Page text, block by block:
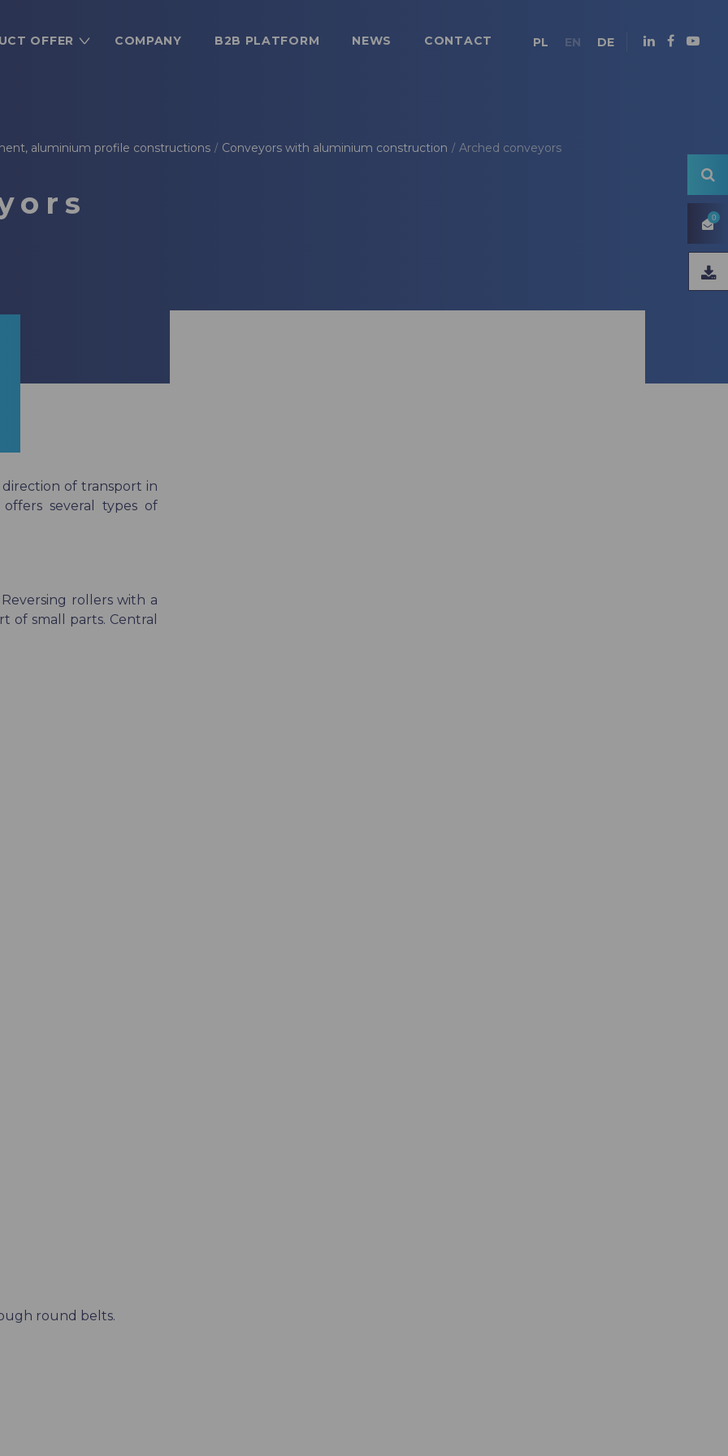
PL EN DE
0
OFFER COMPANY B2B PLATFORM NEWS CONTACT
aluminium profile constructions / Conveyors with aluminium construction / Arched conveyors
of transport in
several types of
rollers with a
of small parts. Central
round belts.